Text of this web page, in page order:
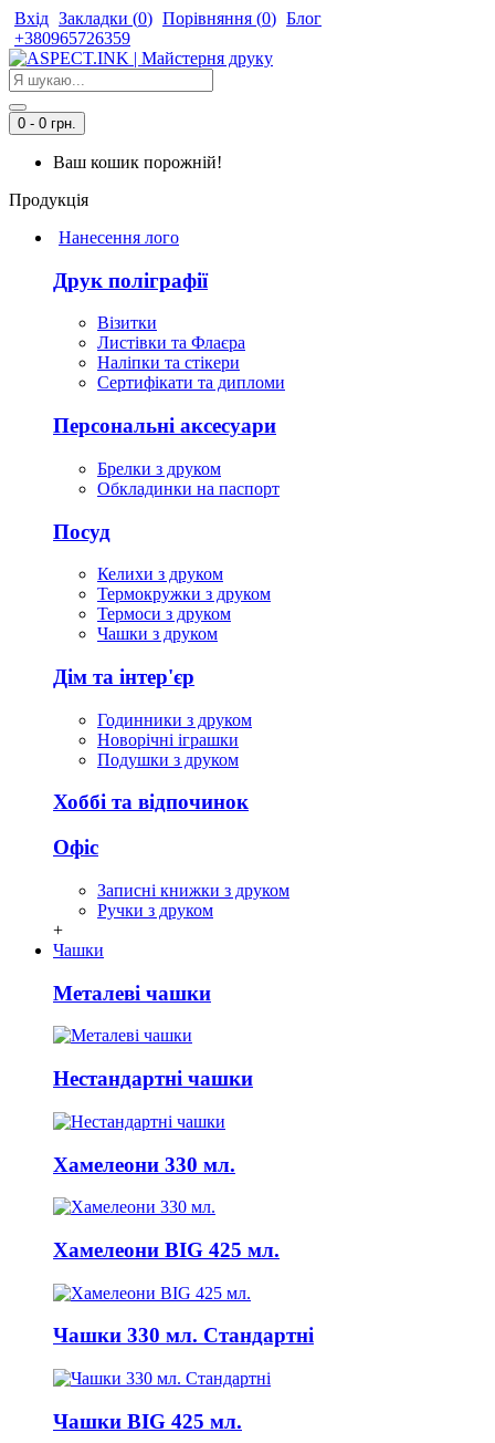
Вхід Закладки (0) Порівняння (0) Блог
+380965726359
0 - 0 грн.
Ваш кошик порожній!
Продукція
Нанесення лого
Друк поліграфії
Візитки
Листівки та Флаєра
Наліпки та стікери
Сертифікати та дипломи
Персональні аксесуари
Брелки з друком
Обкладинки на паспорт
Посуд
Келихи з друком
Термокружки з друком
Термоси з друком
Чашки з друком
Дім та інтер'єр
Годинники з друком
Новорічні іграшки
Подушки з друком
Хоббі та відпочинок
Офіс
Записні книжки з друком
Ручки з друком
+
Чашки
Металеві чашки
Нестандартні чашки
Хамелеони 330 мл.
Хамелеони BIG 425 мл.
Чашки 330 мл. Стандартні
Чашки BIG 425 мл.